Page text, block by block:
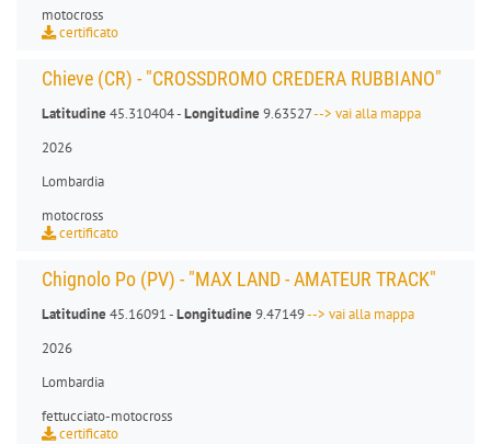
motocross
certificato
Chieve (CR) - "CROSSDROMO CREDERA RUBBIANO"
Latitudine45.310404 -Longitudine9.63527--> vai alla mappa
2026
Lombardia
motocross
certificato
Chignolo Po (PV) - "MAX LAND - AMATEUR TRACK"
Latitudine45.16091 -Longitudine9.47149--> vai alla mappa
2026
Lombardia
fettucciato-motocross
certificato